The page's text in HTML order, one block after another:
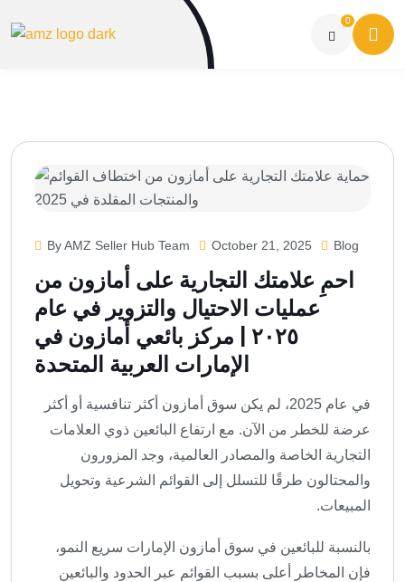
0
By AMZ Seller Hub Team October 21, 2025 Blog
احمِ علامتك التجارية على أمازون من
عمليات الاحتيال والتزوير في عام
٢٠٢٥ | مركز بائعي أمازون في
الإمارات العربية المتحدة
في عام 2025، لم يكن سوق أمازون أكثر تنافسية أو أكثر
عرضة للخطر من الآن. مع ارتفاع البائعين ذوي العلامات
التجارية الخاصة والمصادر العالمية، وجد المزورون
والمحتالون طرقًا للتسلل إلى القوائم الشرعية وتحويل
المبيعات.
بالنسبة للبائعين في سوق أمازون الإمارات سريع النمو،
فإن المخاطر أعلى بسبب القوائم عبر الحدود والبائعين